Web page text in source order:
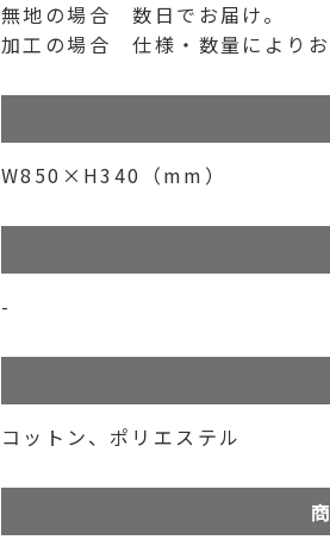
無地の場合 数日でお届け。
加工の場合 仕様・数量により
W850×H340（mm）
-
コットン、ポリエステル